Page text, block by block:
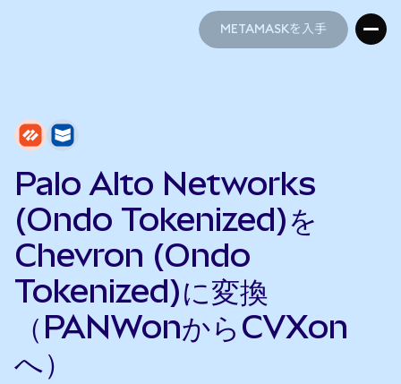
METAMASKを入手
Palo Alto Networks
(Ondo Tokenized)を
Chevron (Ondo
Tokenized)に変換
（PANWonからCVXon
へ）